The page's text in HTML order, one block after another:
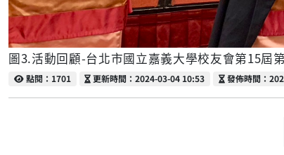
圖3.活動回顧-台北市國立嘉義大學校友會第15屆
點閱
點閱：1701 更新時間
更新時間：2024-03-04 10:53 發佈時間
發佈時間：